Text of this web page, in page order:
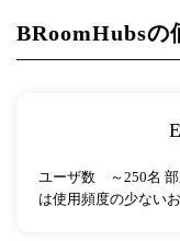
BRoomHubsの
ユーザ数 ～250名
は使用頻度の少ない